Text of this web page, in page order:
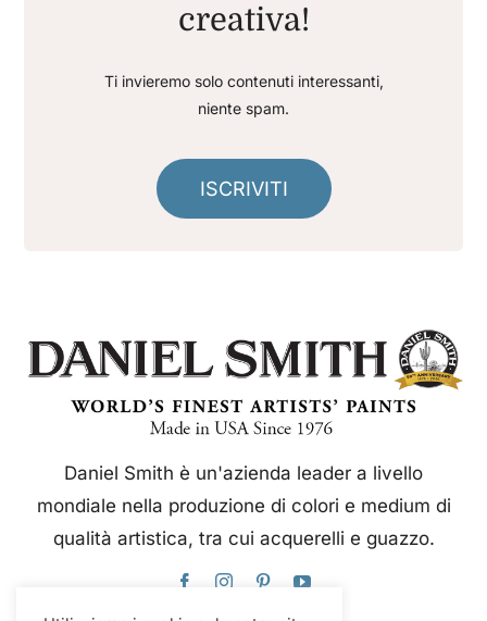
creativa!
Ti invieremo solo contenuti interessanti,
niente spam.
ISCRIVITI
Daniel Smith è un'azienda leader a livello
mondiale nella produzione di colori e medium di
qualità artistica, tra cui acquerelli e guazzo.